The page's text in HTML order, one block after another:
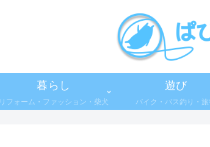
暮らし
リフォーム・ファッション・柴犬
遊び
バイク・バス釣り・